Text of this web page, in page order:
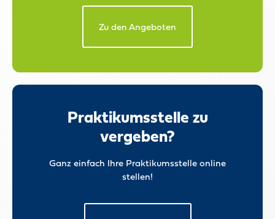
Zu den Angeboten
Praktikumsstelle zu
vergeben?
Ganz einfach Ihre Praktikumsstelle online
stellen!